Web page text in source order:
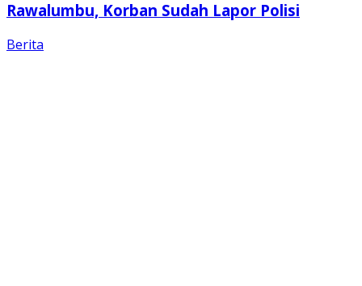
Rawalumbu, Korban Sudah Lapor Polisi
Berita